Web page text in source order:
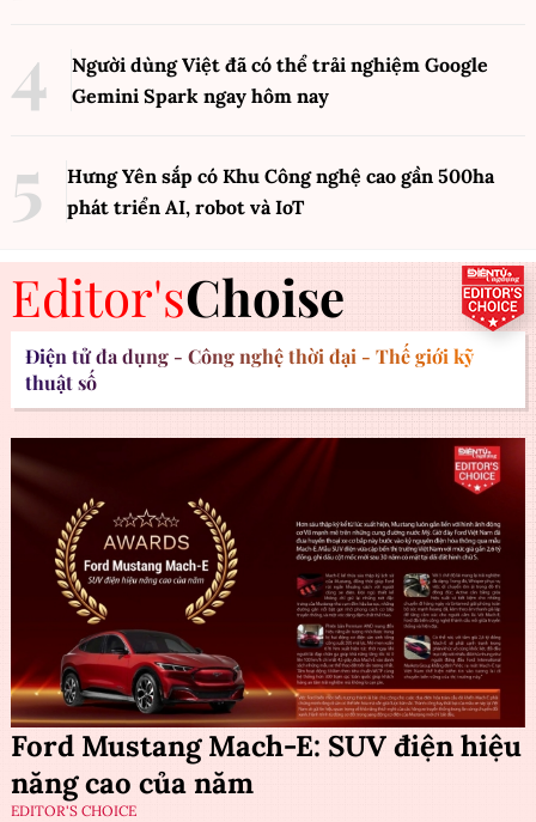
Người dùng Việt đã có thể trải nghiệm Google
Gemini Spark ngay hôm nay
Hưng Yên sắp có Khu Công nghệ cao gần 500ha
phát triển AI, robot và IoT
Editor'sChoise
Điện tử đa dụng - Công nghệ thời đại - Thế giới kỹ
thuật số
Ford Mustang Mach-E: SUV điện hiệu
năng cao của năm
EDITOR'S CHOICE